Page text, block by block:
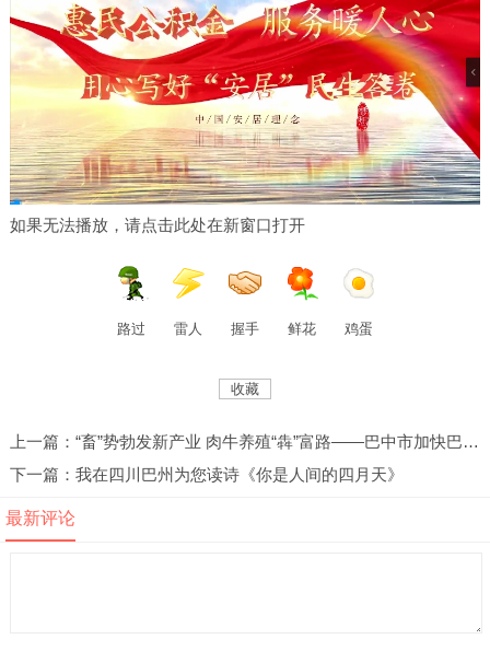
如果无法播放，请点击此处在新窗口打开
路过 雷人 握手 鲜花 鸡蛋
收藏
上一篇：“畜”势勃发新产业 肉牛养殖“犇”富路——巴中市加快巴山肉牛产业高质量发展纪实
下一篇：我在四川巴州为您读诗《你是人间的四月天》
最新评论